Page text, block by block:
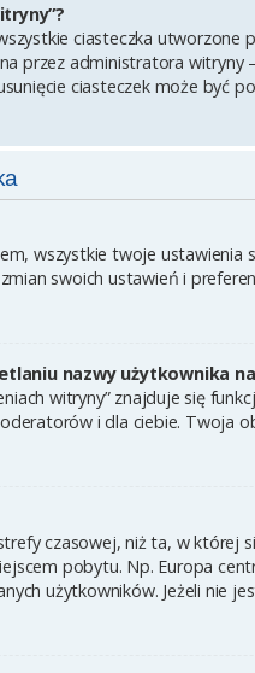
ciasteczka
przez administratora
ciasteczek może być
wszystkie twoje
swoich ustawień i
nazwy użytkownika
witryny” znajduje się
i dla ciebie. Twoja
czasowej, niż ta, w której
pobytu. Np. Europa
użytkowników. Jeżeli nie